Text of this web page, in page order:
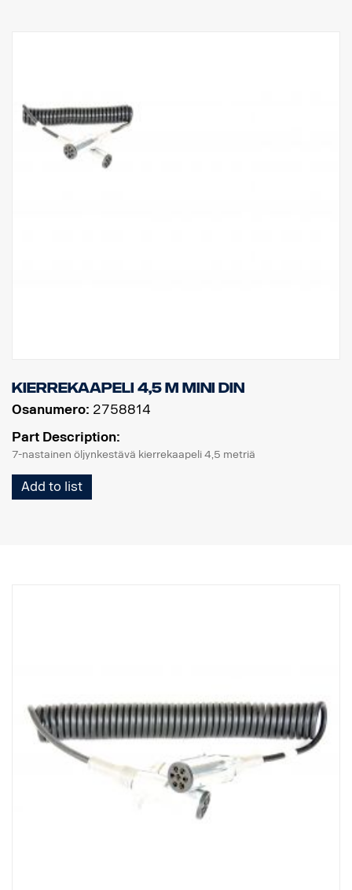
Kierrekaapeli 4,5 m MINI DIN
Osanumero: 2758814
Part Description:
7-nastainen öljynkestävä kierrekaapeli 4,5 metriä
Add to list